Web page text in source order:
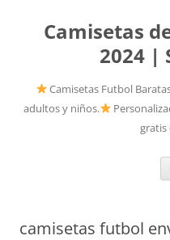
Camisetas
2024 |
Camisetas Futbol
adultos y niños.
gratis
camisetas futbol